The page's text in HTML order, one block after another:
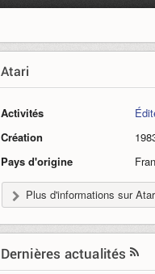
Atari
Activités
Création
Pays d'origine
Plus d'informations sur
Dernières actualités